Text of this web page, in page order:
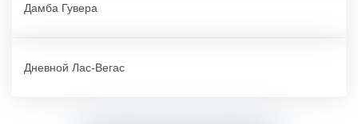
Дамба Гувера
Дневной Лас-Вегас